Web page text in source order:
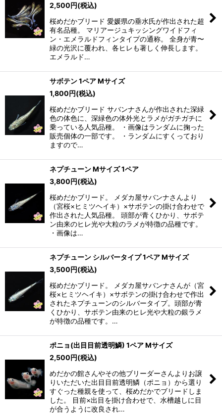
2,500円(税込)
桜めだかブリード 愛媛県の垂水氏が作出された超
有名品種。 マリアージュキッシングワイドフィ
ン・エメラルドフィンタイプの通称。 全身が青〜
緑の光沢に覆われ、各ヒレも著しく伸長します。
エメラルド…
サボテン 1ペア Mサイズ
1,800円(税込)
桜めだかブリード サバンナさんが作出された深緑
色の体色に、深緑色の体外光とラメがガチガチに
乗っている人気品種。 ・画像はランダムに掬った
販売個体の一部です。 ・ランダムにすくっており
ますので…
ネプチューン Mサイズ 1ペア
3,800円(税込)
桜めだかブリード。 メダカ屋サバンナさんより
（宮桜×ヒミツヘイキ）×サボテンの掛け合わせで
作出された人気品種。 頭部が青くひかり、サボテ
ン由来のヒレ光や大粒のラメが特徴の品種です。
・画像は…
ネプチューン シルバータイプ 1ペア Mサイズ
3,500円(税込)
桜めだかブリード。 メダカ屋サバンナさんが（宮
桜×ヒミツヘイキ）×サボテンの掛け合わせで作出
されたネプチューンのシルバータイプ。頭部が青
くひかり、サボテン由来のヒレ光や大粒の銀ラメ
が特徴の品種です。…
ポニョ(出目目前透明鱗) 1ペア Mサイズ
2,500円(税込)
めだかの館さんやその他ブリーダーさんよりお譲
りいただいた出目目前透明鱗（ポニョ）から選り
すぐった種親を使って、桜めだかでブリードしま
した。 目前×出目を掛け合わせで、水槽越しに目
が合うように改良され…